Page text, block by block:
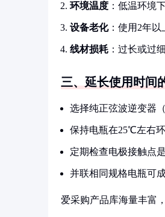
环境温度 ：低温环境
设备老化：使用2年以
线材损耗 ：过长或过
三、延长使用时间
选择纯正弦波逆变器
保持电瓶在25℃左右
定期检查电极接触点
并联相同规格电瓶可
爱采购产品库海量丰富